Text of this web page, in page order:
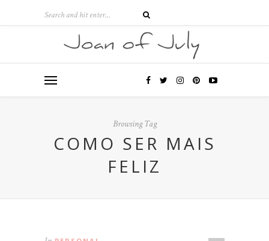
Browsing Tag
COMO SER MAIS
FELIZ